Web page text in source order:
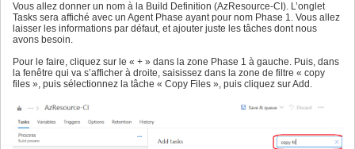
Vous allez donner un nom à la Build Definition (AzResource-CI). L’onglet
Tasks sera affiché avec un Agent Phase ayant pour nom Phase 1. Vous allez
laisser les informations par défaut, et ajouter juste les tâches dont nous
avons besoin.
Pour le faire, cliquez sur le « + » dans la zone Phase 1 à gauche. Puis, dans
la fenêtre qui va s’afficher à droite, saisissez dans la zone de filtre « copy
files », puis sélectionnez la tâche « Copy Files », puis cliquez sur Add.